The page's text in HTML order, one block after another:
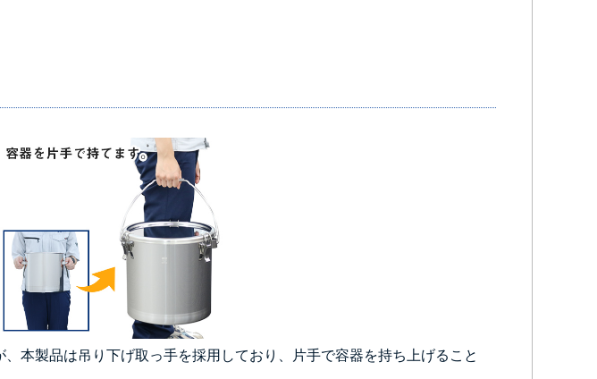
＞＞詳しくはこちらから
本製品は吊り下げ取っ手を採用しており、片手で容器を持ち上げること